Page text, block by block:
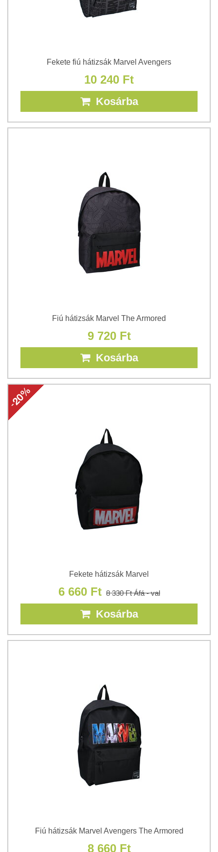
Fekete fiú hátizsák Marvel Avengers
10 240 Ft
Kosárba
Fiú hátizsák Marvel The Armored
9 720 Ft
Kosárba
Fekete hátizsák Marvel
6 660 Ft 8 330 FtÁfá - val
Kosárba
Fiú hátizsák Marvel Avengers The Armored
8 660 Ft